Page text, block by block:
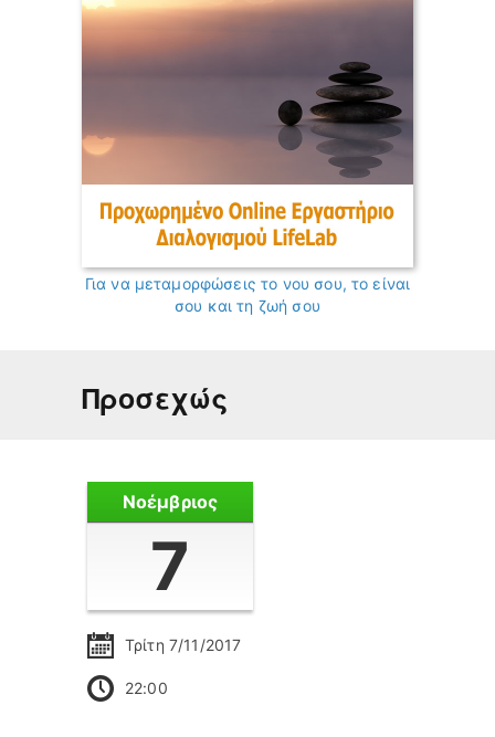
Για να μεταμορφώσεις το νου σου, το είναι
σου και τη ζωή σου
Προσεχώς
Νοέμβριος
7
Τρίτη 7/11/2017
22:00